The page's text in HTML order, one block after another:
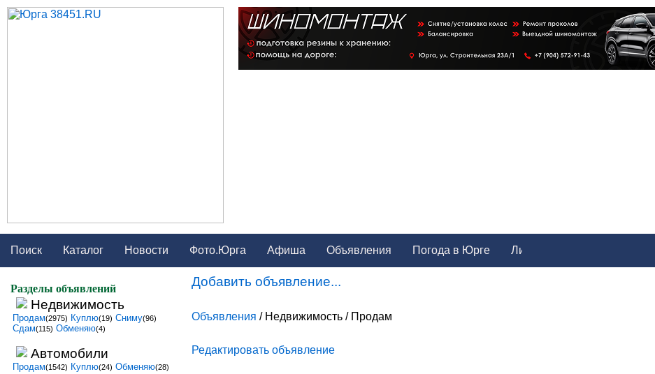
Поиск Каталог Новости Фото.Юрга Афиша Объявления Погода в Юрге
Добавить объявление...
Объявления / Недвижимость / Продам
Редактировать объявление
Разделы объявлений
Недвижимость
Продам(2975) Куплю(19) Сниму(96)
Сдам(115) Обменяю(4)
Автомобили
Продам(1542) Куплю(24) Обменяю(28)